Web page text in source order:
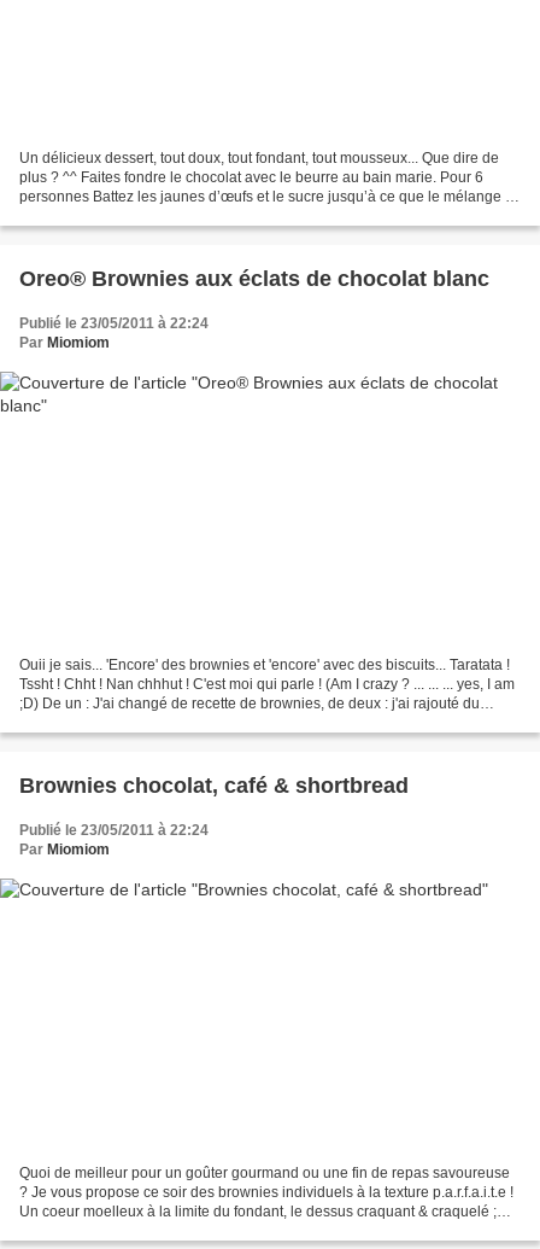
Un délicieux dessert, tout doux, tout fondant, tout mousseux... Que dire de
plus ? ^^ Faites fondre le chocolat avec le beurre au bain marie. Pour 6
personnes Battez les jaunes d’œufs et le sucre jusqu’à ce que le mélange *
Oreo® Brownies aux éclats de chocolat blanc
Publié le 23/05/2011 à 22:24
Par Miomiom
Ouii je sais... 'Encore' des brownies et 'encore' avec des biscuits... Taratata !
Tssht ! Chht ! Nan chhhut ! C'est moi qui parle ! (Am I crazy ? ... ... ... yes, I am
;D) De un : J'ai changé de recette de brownies, de deux : j'ai rajouté du
Brownies chocolat, café & shortbread
Publié le 23/05/2011 à 22:24
Par Miomiom
Quoi de meilleur pour un goûter gourmand ou une fin de repas savoureuse
? Je vous propose ce soir des brownies individuels à la texture p.a.r.f.a.i.t.e !
Un coeur moelleux à la limite du fondant, le dessus craquant & craquelé ;D,